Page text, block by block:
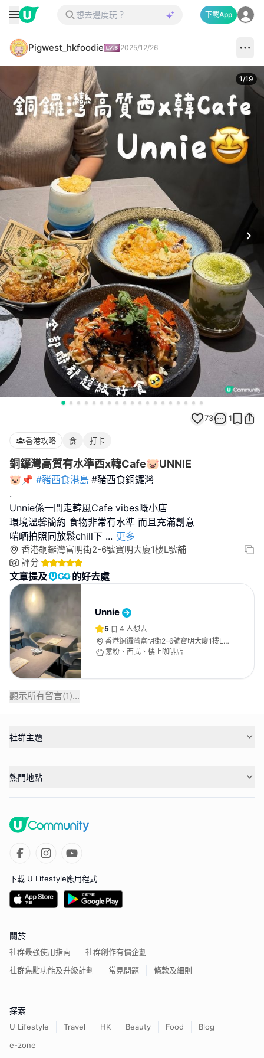
下載App
Pigwest_hkfoodie 2025/12/26
1/19
73 1
香港攻略 食 打卡
銅鑼灣高質有水準西x韓Cafe🐷UNNIE
🐷📌 #豬西食港島 #豬西食銅鑼灣
.
Unnie係一間走韓風Cafe vibes嘅小店
環境溫馨簡約 食物非常有水準 而且充滿創意
啱晒拍照同放鬆chill下 ... 更多
香港銅鑼灣富明街2-6號寶明大廈1樓L號舖
評分
文章提及 的好去處
Unnie
5 4 人想去
香港銅鑼灣富明街2-6號寶明大廈1樓L
號舖
意粉、西式、樓上咖啡店
顯示所有留言(1)...
社群主題
熱門地點
下載 U Lifestyle應用程式
關於
社群最強使用指南
社群創作有價企劃
社群焦點功能及升級計劃
常見問題 條款及細則
探索
U Lifestyle Travel HK Beauty Food
Blog
e-zone